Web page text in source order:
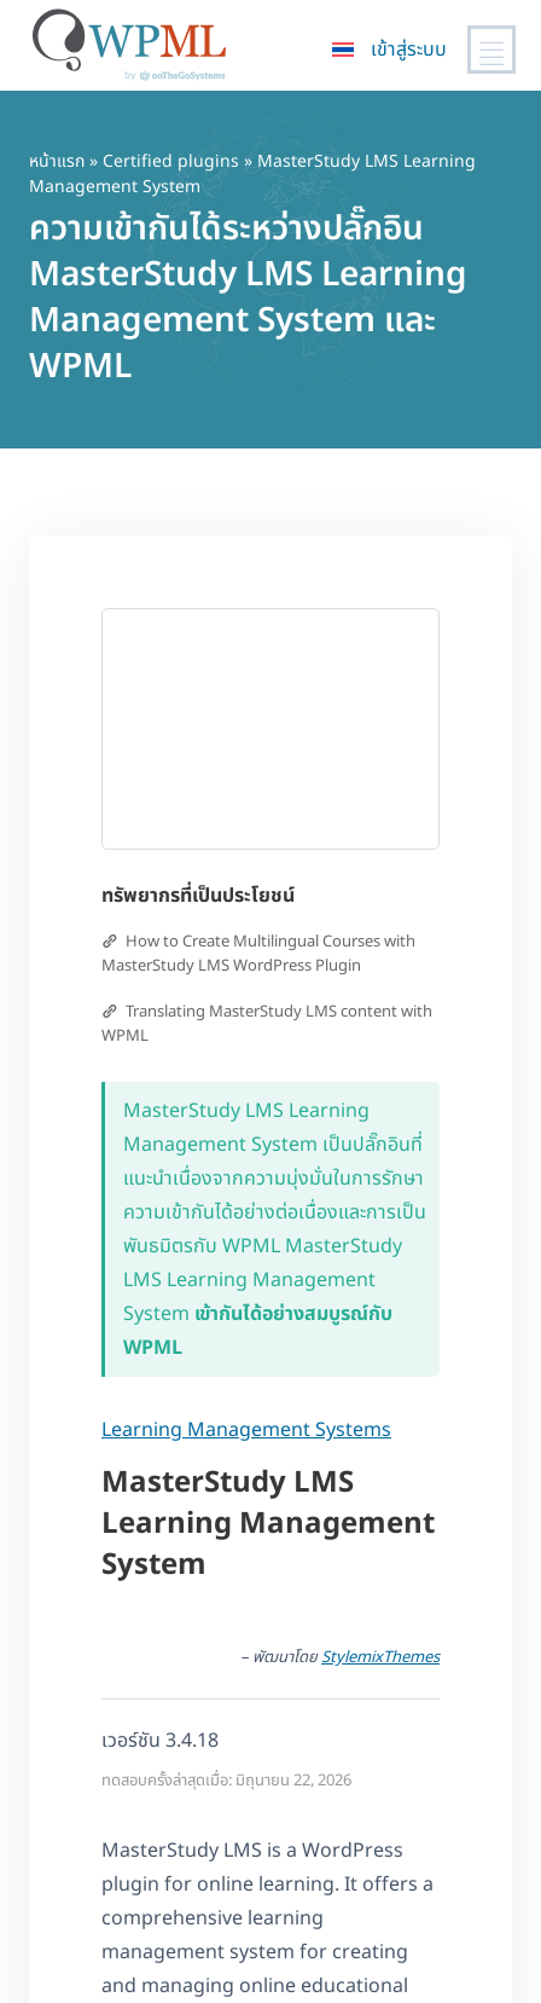
เนื้อหา
หลัก
เข้าสู่ระบบ
หน้าแรก» Certified plugins » MasterStudy LMS Learning
Management System
ความเข้ากันได้ระหว่างปลั๊กอิน
MasterStudy LMS Learning
Management System และ
WPML
ทรัพยากรที่เป็นประโยชน์
How to Create Multilingual Courses with
MasterStudy LMS WordPress Plugin
Translating MasterStudy LMS content with
WPML
MasterStudy LMS Learning
Management System เป็นปลั๊กอินที่
แนะนำเนื่องจากความมุ่งมั่นในการรักษา
ความเข้ากันได้อย่างต่อเนื่องและการเป็น
พันธมิตรกับ WPML MasterStudy
LMS Learning Management
System เข้ากันได้อย่างสมบูรณ์กับ
WPML
Learning Management Systems
MasterStudy LMS
Learning Management
System
– พัฒนาโดยStylemixThemes
เวอร์ชัน 3.4.18
ทดสอบครั้งล่าสุดเมื่อ: มิถุนายน 22, 2026
MasterStudy LMS is a WordPress
plugin for online learning. It offers a
comprehensive learning
management system for creating
and managing online educational